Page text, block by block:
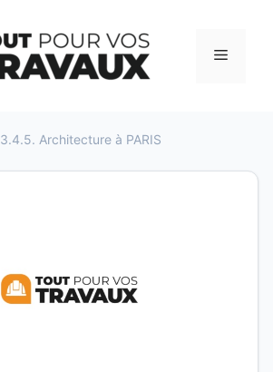
Menu
3.4.5. Architecture à PARIS